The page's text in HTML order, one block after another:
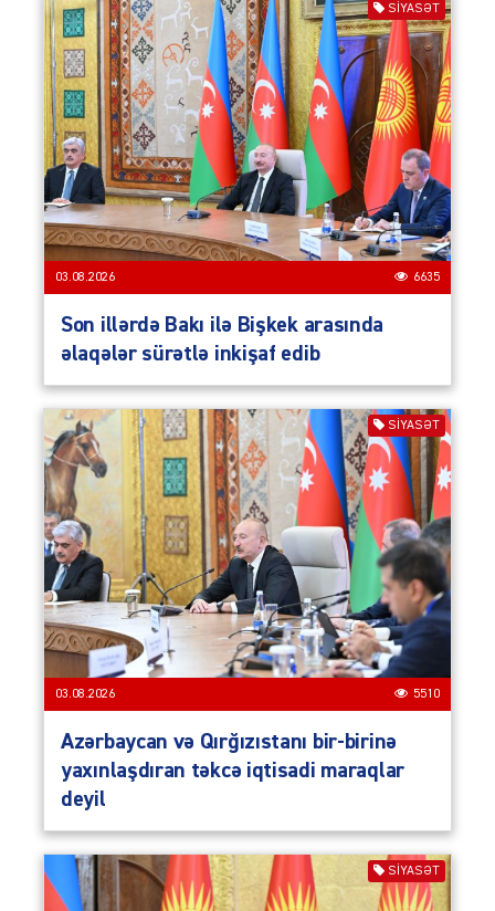
SIYASƏT
03.08.2026 6635
Son illərdə Bakı ilə Bişkek arasında
əlaqələr sürətlə inkişaf edib
SIYASƏT
03.08.2026 5510
Azərbaycan və Qırğızıstanı bir-birinə
yaxınlaşdıran təkcə iqtisadi maraqlar
deyil
SIYASƏT